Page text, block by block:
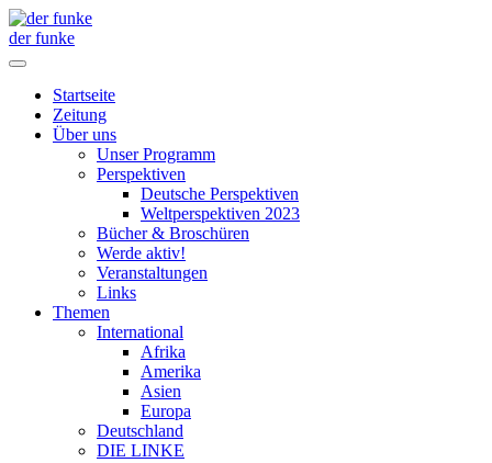
der funke
Startseite
Zeitung
Über uns
Unser Programm
Perspektiven
Deutsche Perspektiven
Weltperspektiven 2023
Bücher & Broschüren
Werde aktiv!
Veranstaltungen
Links
Themen
International
Afrika
Amerika
Asien
Europa
Deutschland
DIE LINKE